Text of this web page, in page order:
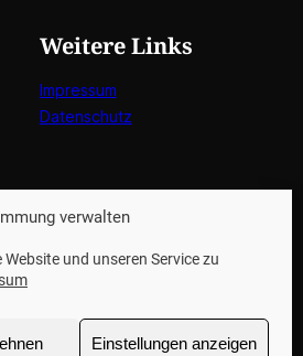
verwalten
und unseren Service zu
Einstellungen anzeigen
Weitere Links
Impressum
Datenschutz